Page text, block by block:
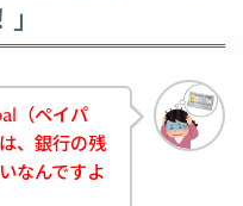
（ペイパ
、銀行の残
なんですよ